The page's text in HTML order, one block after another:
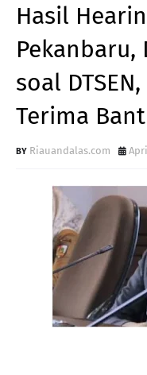
Hasil
Pekanbaru,
soal
Terima
Riauandalas.com